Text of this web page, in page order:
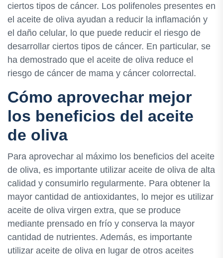
ciertos tipos de cáncer. Los polifenoles presentes en
el aceite de oliva ayudan a reducir la inflamación y
el daño celular, lo que puede reducir el riesgo de
desarrollar ciertos tipos de cáncer. En particular, se
ha demostrado que el aceite de oliva reduce el
riesgo de cáncer de mama y cáncer colorrectal.
Cómo aprovechar mejor
los beneficios del aceite
de oliva
Para aprovechar al máximo los beneficios del aceite
de oliva, es importante utilizar aceite de oliva de alta
calidad y consumirlo regularmente. Para obtener la
mayor cantidad de antioxidantes, lo mejor es utilizar
aceite de oliva virgen extra, que se produce
mediante prensado en frío y conserva la mayor
cantidad de nutrientes. Además, es importante
utilizar aceite de oliva en lugar de otros aceites